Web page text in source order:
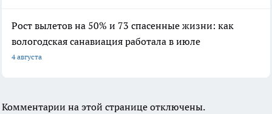
Рост вылетов на 50% и 73 спасенные жизни: как
вологодская санавиация работала в июле
4 августа
Комментарии на этой странице отключены.